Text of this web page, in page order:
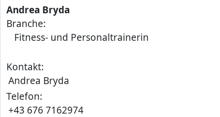
Andrea Bryda
Branche:
Fitness- und Personaltrainerin
Kontakt:
Andrea Bryda
Telefon:
+43 676 7162974